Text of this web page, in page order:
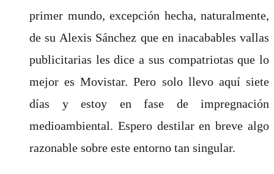
primer mundo, excepción hecha, naturalmente,
de su Alexis Sánchez que en inacabables vallas
publicitarias les dice a sus compatriotas que lo
mejor es Movistar. Pero solo llevo aquí siete
días y estoy en fase de impregnación
medioambiental. Espero destilar en breve algo
razonable sobre este entorno tan singular.